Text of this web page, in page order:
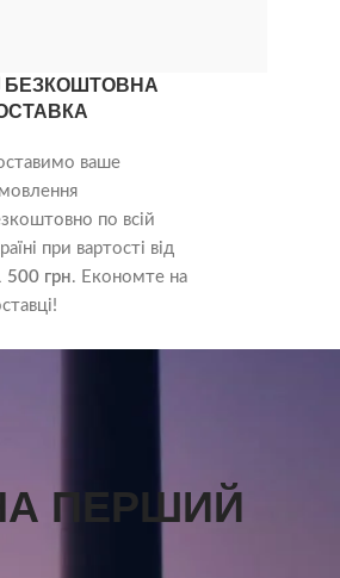
БЕЗКОШТОВНА
ваше
по всій
при вартості від
500 грн. Економте на
ПЕРШИЙ